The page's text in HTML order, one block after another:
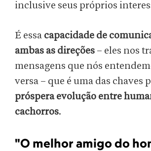
inclusive seus próprios
É essa capacidade de
ambas as direções – eles nos
mensagens que nós
versa – que é uma das chaves
próspera evolução entre
cachorros.
"O melhor amigo do